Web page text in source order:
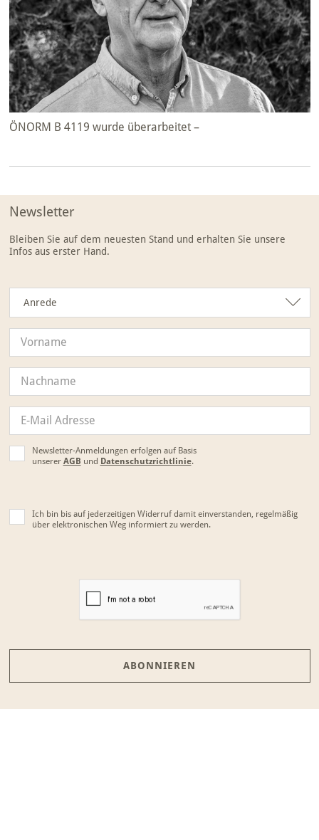
ÖNORM B 4119 wurde überarbeitet –
Newsletter
Bleiben Sie auf dem neuesten Stand und erhalten Sie unsere
Infos aus erster Hand.
Anrede
Anrede
Newsletter-Anmeldungen erfolgen auf Basis
unserer AGB und Datenschutzrichtlinie.
Ich bin bis auf jederzeitigen Widerruf damit einverstanden, regelmäßig
über elektronischen Weg informiert zu werden.
ABONNIEREN